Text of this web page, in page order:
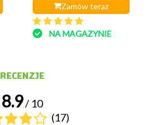
Zamów teraz
NA MAGAZYNIE
RECENZJE
8.9/ 10
(17)